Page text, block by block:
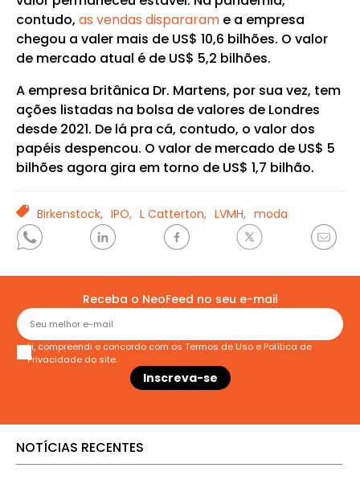
contudo, as vendas dispararame a empresa
chegou a valer mais de US$ 10,6 bilhões. O valor
de mercado atual é de US$ 5,2 bilhões.
A empresa britânica Dr. Martens, por sua vez, tem
ações listadas na bolsa de valores de Londres
desde 2021. De lá pra cá, contudo, o valor dos
papéis despencou. O valor de mercado de US$ 5
bilhões agora gira em torno de US$ 1,7 bilhão.
TAGSBirkenstock, IPO, L Catterton, LVMH, moda
Receba o NeoFeed no seu e-mail
Li, compreendi e concordo com os Termos de Uso e Política de
Privacidade do site.
NOTÍCIAS RECENTES